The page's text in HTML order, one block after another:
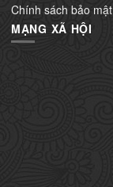
Chính sách bảo mật
MẠNG XÃ HỘI